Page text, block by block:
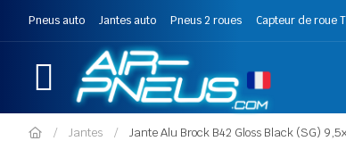
Pneus auto Jantes auto Pneus 2 roues Capteur de roue
Jantes Jante Alu Brock B42 Gloss Black (SG)